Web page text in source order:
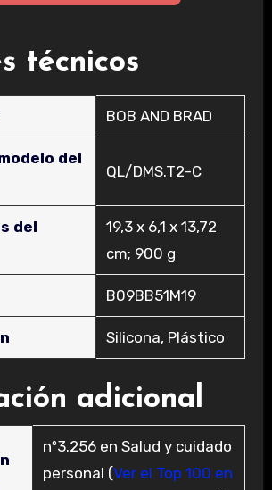
técnicos
‎BOB AND BRAD
del
‎QL/DMS.T2-C
del
‎19,3 x 6,1 x 13,72
cm; 900 g
‎B09BB51M19
‎Silicona, Plástico
adicional
nº3.256 en Salud y cuidado
personal (Ver el Top 100 en